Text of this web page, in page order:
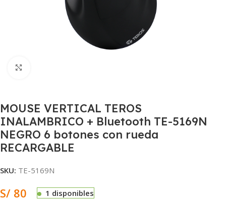
MOUSE VERTICAL TEROS
INALAMBRICO + Bluetooth TE-5169N
NEGRO 6 botones con rueda
RECARGABLE
SKU: TE-5169N
S/ 80 1 disponibles